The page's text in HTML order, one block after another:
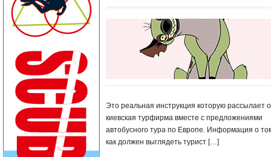
Это реальная инструкция которую рассылает
киевская турфирма вместе с предложениями
автобусного тура по Европе. Информация о
как должен выглядеть турист […]